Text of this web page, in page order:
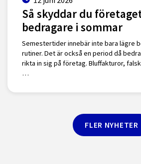
Så skyddar du
bedragare i sommar
Semestertider innebär inte bara lägre
rutiner. Det är också en period då
rikta in sig på företag. Bluffakturor,
…
FLER NYHETER